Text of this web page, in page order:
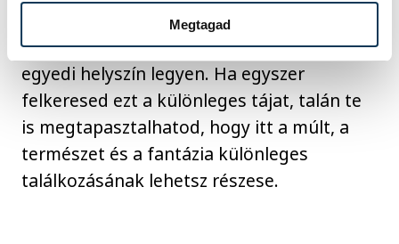
Megtagad
lovag története mind-mind hozzájárulnak
ahhoz, hogy a Szent György-hegy valóban
egyedi helyszín legyen. Ha egyszer
felkeresed ezt a különleges tájat, talán te
is megtapasztalhatod, hogy itt a múlt, a
természet és a fantázia különleges
találkozásának lehetsz részese.